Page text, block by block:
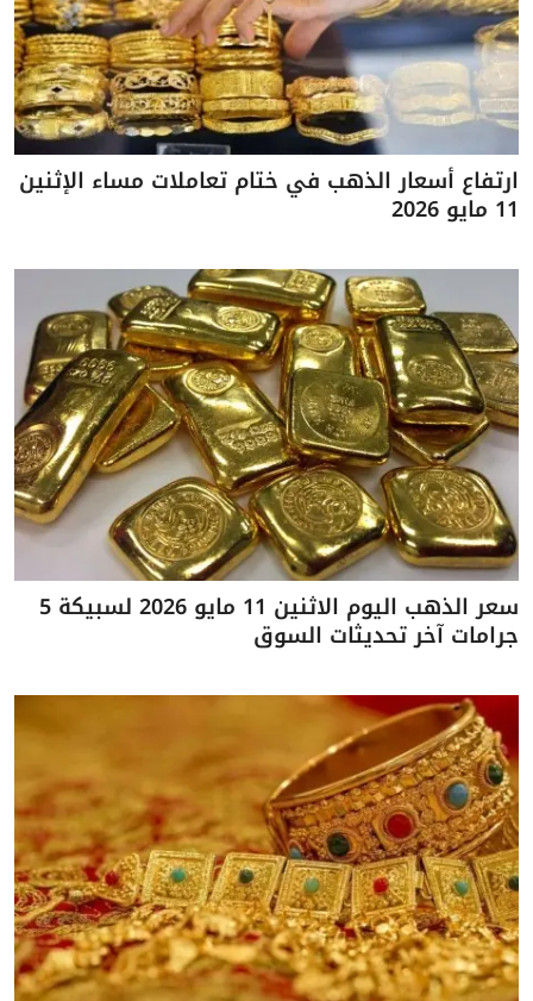
ارتفاع أسعار الذهب في ختام تعاملات مساء الإثنين
11 مايو 2026
سعر الذهب اليوم الاثنين 11 مايو 2026 لسبيكة 5
جرامات آخر تحديثات السوق